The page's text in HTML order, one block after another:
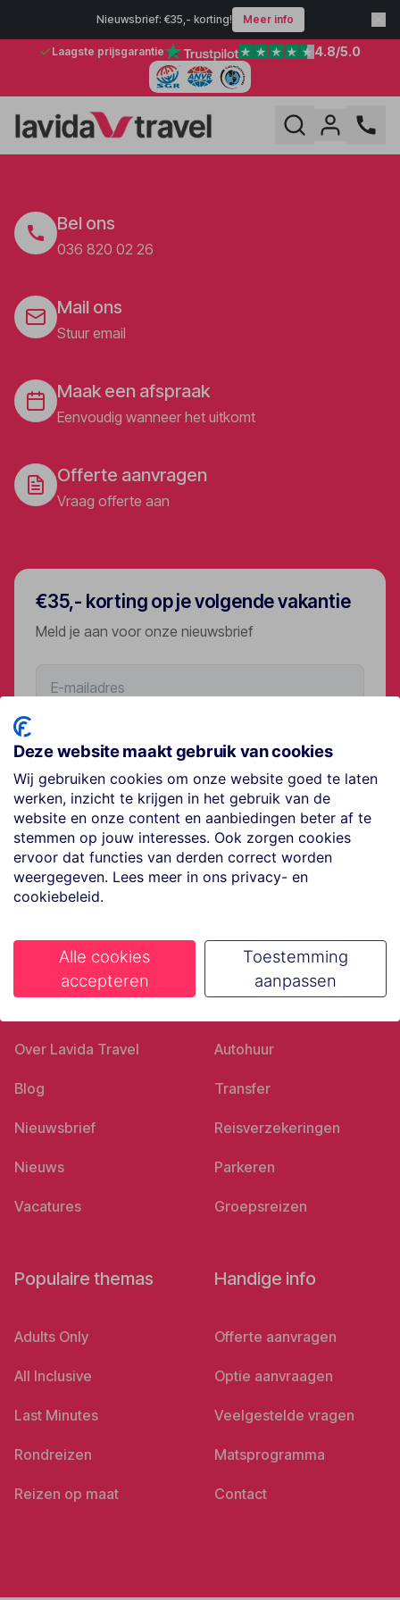
Nieuwsbrief: €35,- korting! Meer info
Laagste prijsgarantie 4.8/5.0
Bel ons
036 820 02 26
Mail ons
Stuur email
Maak een afspraak
Eenvoudig wanneer het uitkomt
Offerte aanvragen
Vraag offerte aan
€35,- korting op je volgende vakantie
Meld je aan voor onze nieuwsbrief
Volg ons op social media
Ons bedrijf
Over Lavida Travel
Blog
Nieuwsbrief
Nieuws
Vacatures
Goed voorbereid
Autohuur
Transfer
Reisverzekeringen
Parkeren
Groepsreizen
Populaire themas
Adults Only
All Inclusive
Last Minutes
Rondreizen
Reizen op maat
Handige info
Offerte aanvragen
Optie aanvraagen
Veelgestelde vragen
Matsprogramma
Contact
Deze website maakt gebruik van cookies
Wij gebruiken cookies om onze website goed te laten
werken, inzicht te krijgen in het gebruik van de
website en onze content en aanbiedingen beter af te
stemmen op jouw interesses. Ook zorgen cookies
ervoor dat functies van derden correct worden
weergegeven. Lees meer in ons privacy- en
cookiebeleid.
Alle cookies
accepteren
Toestemming
aanpassen